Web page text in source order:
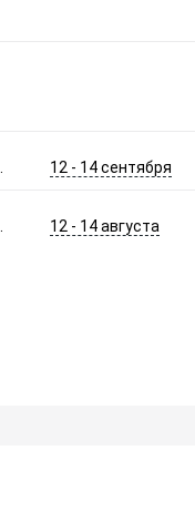
12 - 14 сентября
12 - 14 августа